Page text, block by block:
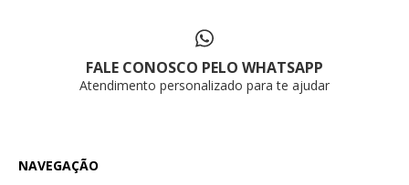
FALE CONOSCO PELO WHATSAPP
Atendimento personalizado para te ajudar
NAVEGAÇÃO